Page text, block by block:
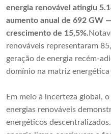
energia renovável atingiu
aumento anual de 692 GW
crescimento de 15,5%.
renováveis ​​representaram
geração de energia recém-
domínio na matriz
Em meio à incerteza global,
energias renováveis
energéticos